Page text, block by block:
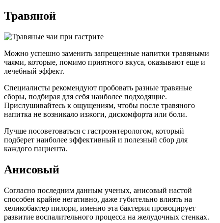
Травяной
Можно успешно заменить запрещенные напитки травяными
чаями, которые, помимо приятного вкуса, оказывают еще и
лечебный эффект.
Специалисты рекомендуют пробовать разные травяные
сборы, подбирая для себя наиболее подходящие.
Прислушивайтесь к ощущениям, чтобы после травяного
напитка не возникало изжоги, дискомфорта или боли.
Лучше посоветоваться с гастроэнтерологом, который
подберет наиболее эффективный и полезный сбор для
каждого пациента.
Анисовый
Согласно последним данным ученых, анисовый настой
способен крайне негативно, даже губительно влиять на
хеликобактер пилори, именно эта бактерия провоцирует
развитие воспалительного процесса на желудочных стенках.